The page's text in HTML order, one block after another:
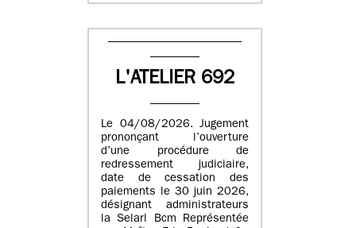
L'ATELIER 692
Le 04/08/2026. Jugement
prononçant l’ouverture
d’une procédure de
redressement judiciaire,
date de cessation des
paiements le 30 juin 2026,
désignant administrateurs
la Selarl Bcm Représentée